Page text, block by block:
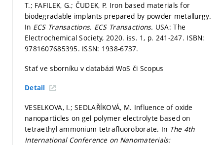
T.; FAFILEK, G.; ČUDEK, P. Iron based materials for
biodegradable implants prepared by powder metallurgy.
In ECS Transactions. ECS Transactions. USA: The
Electrochemical Society, 2020. iss. 1, p. 241-247. ISBN:
9781607685395. ISSN: 1938-6737.
Stať ve sborníku v databázi WoS či Scopus
Detail
VESELKOVA, I.; SEDLAŘÍKOVÁ, M. Influence of oxide
nanoparticles on gel polymer electrolyte based on
tetraethyl ammonium tetrafluoroborate. In The 4th
International Conference on Nanomaterials: